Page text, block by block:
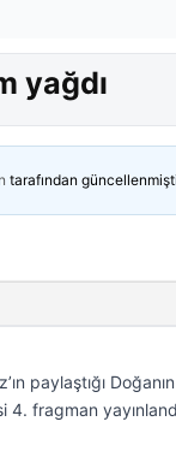
yağdı
tarafından
paylaştığı
fragman